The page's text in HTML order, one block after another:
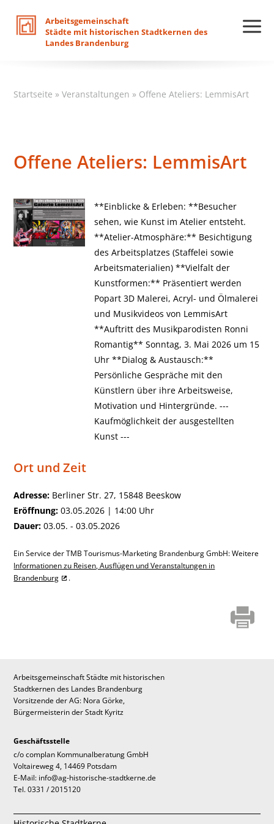
Arbeitsgemeinschaft
Städte mit historischen Stadtkernen des
Landes Brandenburg
Startseite »Veranstaltungen » Offene Ateliers: LemmisArt
Offene Ateliers: LemmisArt
**Einblicke & Erleben: **Besucher
sehen, wie Kunst im Atelier entsteht.
**Atelier-Atmosphäre:** Besichtigung
des Arbeitsplatzes (Staffelei sowie
Arbeitsmaterialien) **Vielfalt der
Kunstformen:** Präsentiert werden
Popart 3D Malerei, Acryl- und Ölmalerei
und Musikvideos von LemmisArt
**Auftritt des Musikparodisten Ronni
Romantig** Sonntag, 3. Mai 2026 um 15
Uhr **Dialog & Austausch:**
Persönliche Gespräche mit den
Künstlern über ihre Arbeitsweise,
Motivation und Hintergründe. ---
Kaufmöglichkeit der ausgestellten
Kunst ---
Ort und Zeit
Adresse: Berliner Str. 27, 15848 Beeskow
Eröffnung: 03.05.2026 | 14:00 Uhr
Dauer: 03.05. - 03.05.2026
Ein Service der TMB Tourismus-Marketing Brandenburg GmbH: Weitere
Informationen zu Reisen, Ausflügen und Veranstaltungen in
Brandenburg
.
Arbeitsgemeinschaft Städte mit historischen
Stadtkernen des Landes Brandenburg
Vorsitzende der AG: Nora Görke,
Bürgermeisterin der Stadt Kyritz
Geschäftsstelle
c/o complan Kommunalberatung GmbH
Voltaireweg 4, 14469 Potsdam
E-Mail: info@ag-historische-stadtkerne.de
Tel. 0331 / 2015120